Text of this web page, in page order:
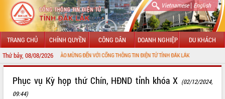
Vietnamese| English
TRANG CHỦ CHÍNH QUYỀN CÔNG DÂN DOANH NGHIỆP DU KHÁCH
Thứ bảy, 08/08/2026CHÀO MỪNG ĐẾN VỚI CỔNG THÔNG TIN ĐIỆN TỬ TỈNH ĐẮK LẮK
LÃNH ĐẠO UBND TỈNH
Phục vụ Kỳ họp thứ Chín, HĐND tỉnh khóa X (02/12/2024,
09:44)